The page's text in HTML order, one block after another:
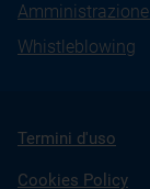
Whistleblowing
Termini d'uso
Cookies Policy